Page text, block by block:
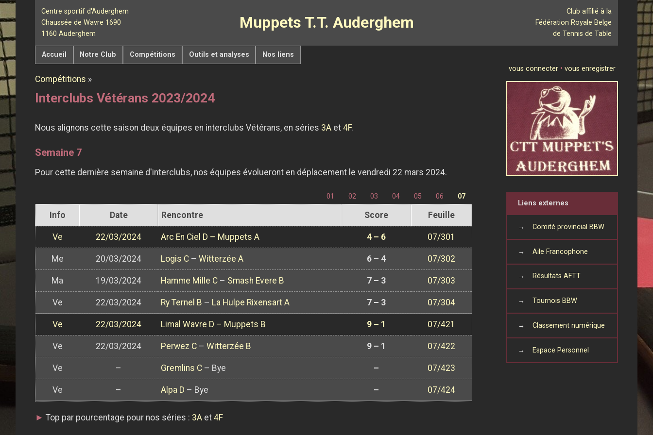
Centre sportif d'Auderghem
Chaussée de Wavre 1690
1160 Auderghem
Muppets T.T. Auderghem
Club affilié à la
Fédération Royale Belge
de Tennis de Table
Accueil Notre Club Compétitions Outils et analyses Nos liens
Compétitions »
Interclubs Vétérans 2023/2024
Nous alignons cette saison deux équipes en interclubs Vétérans, en séries 3A et 4F.
Semaine 7
Pour cette dernière semaine d'interclubs, nos équipes évolueront en déplacement le vendredi 22 mars 2024.
01 02 03 04 05 06 07
Info Date Rencontre Score Feuille
Ve 22/03/2024 Arc En Ciel D – Muppets A 4 – 6 07/301
Me 20/03/2024 Logis C – Witterzée A 6 – 4 07/302
Ma 19/03/2024 Hamme Mille C – Smash Evere B 7 – 3 07/303
Ve 22/03/2024 Ry Ternel B – La Hulpe Rixensart A 7 – 3 07/304
Ve 22/03/2024 Limal Wavre D – Muppets B 9 – 1 07/421
Ve 22/03/2024 Perwez C – Witterzée B 9 – 1 07/422
Ve – Gremlins C – Bye – 07/423
Ve – Alpa D – Bye – 07/424
► Top par pourcentage pour nos séries : 3A et 4F
vous connecter • vous enregistrer
Liens externes
→Comité provincial BBW
→Aile Francophone
→ Résultats AFTT
→Tournois BBW
→Classement numérique
→ Espace Personnel